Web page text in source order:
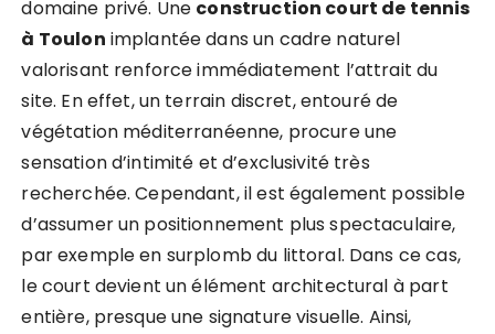
domaine privé. Une construction court de tennis
à Toulon implantée dans un cadre naturel
valorisant renforce immédiatement l’attrait du
site. En effet, un terrain discret, entouré de
végétation méditerranéenne, procure une
sensation d’intimité et d’exclusivité très
recherchée. Cependant, il est également possible
d’assumer un positionnement plus spectaculaire,
par exemple en surplomb du littoral. Dans ce cas,
le court devient un élément architectural à part
entière, presque une signature visuelle. Ainsi,